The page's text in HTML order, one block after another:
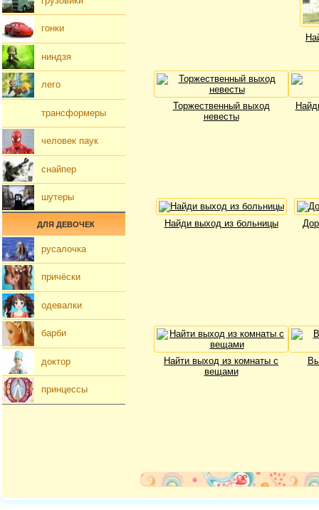
Торжественный выход
невесты
Найди выход из больницы
Найти выход из комнаты с
вещами
гонки
ниндзя
лего
трансформеры
человек паук
снайпер
шутеры
ДЛЯ ДЕВОЧЕК
русалочка
причёски
одевалки
барби
доктор
принцессы